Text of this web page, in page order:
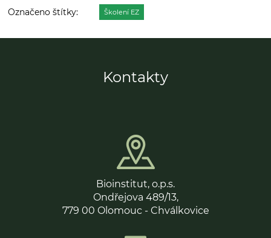
Školení EZ
Kontakty
Bioinstitut, o.p.s.
Ondřejova 489/13,
779 00 Olomouc - Chválkovice